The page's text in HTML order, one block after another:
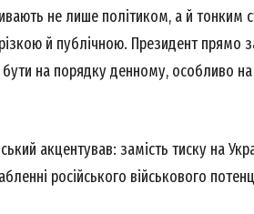
не лише політиком, а й тонким
й публічною. Президент прямо
на порядку денному, особливо
акцентував: замість тиску на
російського військового